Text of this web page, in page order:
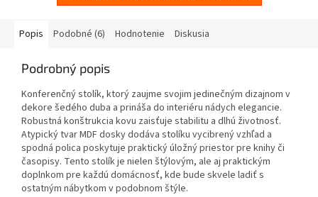
Popis Podobné (6) Hodnotenie Diskusia
Podrobný popis
Konferenčný stolík, ktorý zaujme svojim jedinečným dizajnom v
dekore šedého duba a prináša do interiéru nádych elegancie.
Robustná konštrukcia kovu zaisťuje stabilitu a dlhú životnosť.
Atypický tvar MDF dosky dodáva stolíku vycibrený vzhľad a
spodná polica poskytuje praktický úložný priestor pre knihy či
časopisy. Tento stolík je nielen štýlovým, ale aj praktickým
doplnkom pre každú domácnosť, kde bude skvele ladiť s
ostatným nábytkom v podobnom štýle.